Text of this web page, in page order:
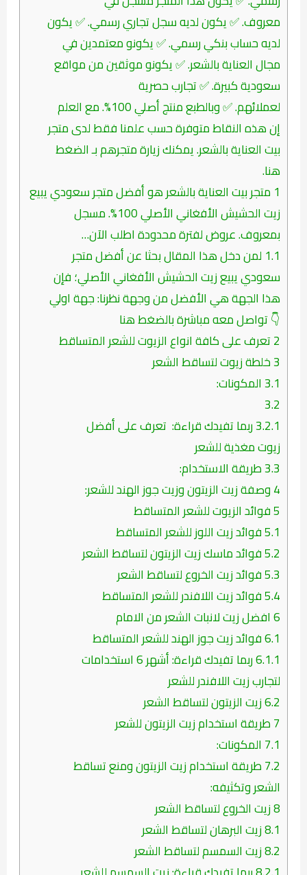
معروف. ✅ يكون لديه سجل تجاري رسمي. ✅ يكون
لديه حساب بنكي رسمي. ✅ يكونو معتمدين في
مجال العناية بالشعر. ✅ يكونو موثقين من مواقع
سعودية كبيرة. ✅ تجارب حصرية
لعملائهم. ✅ وبالطبع منتج أصلي 100%. مع العلم
إن هذه النقاط متوفرة حسب علمنا فقط لدى متجر
بيت العناية بالشعر. يمكنك زيارة متجرهم بـ الضغط
هنا.
1متجر بيت العناية بالشعر هو أفضل متجر سعودي يبيع
زيت الحشيش الأفغاني الأصلي 100%. مسجل
بمعروف. عروض لفترة محدودة اطلب الآن…
1.1لمن دخل هذا المقال بحثا عن أفضل متجر
سعودي يبيع زيت الحشيش الأفغاني الأصلي؛ فإن
هذا الجهة هي الأفضل من وجهة نظرنا: جهة اولي
👇 تواصل معه مباشرة بالضغط هنا
2تعرف على كافة انواع الزيوت للشعر المتساقط
3خلطة زيوت لتساقط الشعر
3.1المكونات:
3.2
3.2.1ربما تفيدك قراءة: تعرف على أفضل
زيوت مغذية للشعر
3.3طريقة الاستخدام:
4وصفة زيت الزيتون وزيت جوز الهند للشعر:
5فوائد الزيوت للشعر المتساقط
5.1فوائد زيت اللوز للشعر المتساقط
5.2فوائد ماسك زيت الزيتون لتساقط الشعر
5.3فوائد زيت الخروع لتساقط الشعر
5.4فوائد زيت اللافندر للشعر المتساقط
6افضل زيت لانبات الشعر من الامام
6.1فوائد زيت جوز الهند للشعر المتساقط
6.1.1
ربما تفيدك قراءة: أشهر 6 استخدامات
لتجارب زيت اللافندر للشعر
6.2زيت الزيتون لتساقط الشعر
7طريقة استخدام زيت الزيتون للشعر
7.1المكونات:
7.2طريقة استخدام زيت الزيتون ومنع تساقط
الشعر وتكثيفه:
8زيت الخروع لتساقط الشعر
8.1زيت البرهان لتساقط الشعر
8.2زيت السمسم لتساقط الشعر